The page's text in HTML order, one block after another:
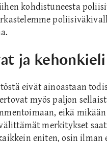
kohdistuneesta
ja kehonkieli
eivät ainoastaan
myös paljon
eikä mikään
merkitykset
eniten, osin ilman